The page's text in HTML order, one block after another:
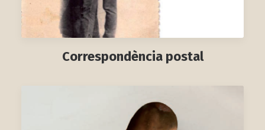
Correspondència postal